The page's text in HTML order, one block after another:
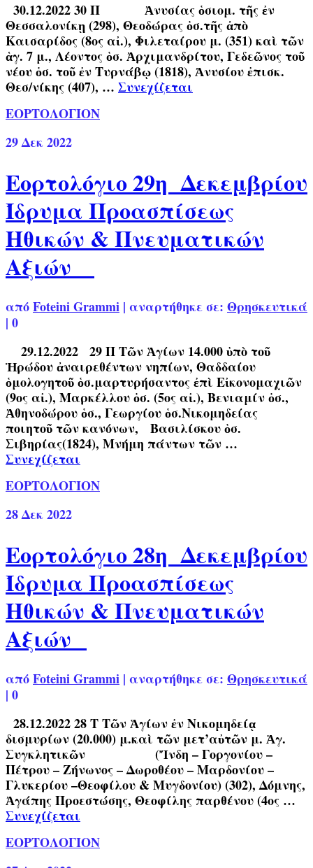
30.12.2022 30 Π Ἀνυσίας ὁσιομ. τῆς ἐν
Θεσσαλονίκῃ (298), Θεοδώρας ὁσ.τῆς ἀπὸ
Καισαρίδος (8ος αἰ.), Φιλεταίρου μ. (351) καὶ τῶν
ἁγ. 7 μ., Λέοντος ὁσ. Ἀρχιμανδρίτου, Γεδεῶνος τοῦ
νέου ὁσ. τοῦ ἐν Τυρνάβῳ (1818), Ἀνυσίου ἐπισκ.
Θεσ/νίκης (407), … Συνεχίζεται
ΕΟΡΤΟΛΟΓΙΟΝ
29Δεκ 2022
Εορτολόγιο 29η Δεκεμβρίου
Ίδρυμα Προασπίσεως
Ηθικών & Πνευματικών
Αξιών
απόFoteini Grammi | αναρτήθηκε σε: Θρησκευτικά
| 0
29.12.2022 29 Π Τῶν Ἁγίων 14.000 ὑπὸ τοῦ
Ἡρώδου ἀναιρεθέντων νηπίων, Θαδδαίου
ὁμολογητοῦ ὁσ.μαρτυρήσαντος ἐπὶ Εἰκονομαχιῶν
(9ος αἰ.), Μαρκέλλου ὁσ. (5ος αἰ.), Βενιαμίν ὁσ.,
Ἀθηνοδώρου ὁσ., Γεωργίου ὁσ.Νικομηδείας
ποιητοῦ τῶν κανόνων, Βασιλίσκου ὁσ.
Σιβηρίας(1824), Μνήμη πάντων τῶν …
Συνεχίζεται
ΕΟΡΤΟΛΟΓΙΟΝ
28Δεκ 2022
Εορτολόγιο 28η Δεκεμβρίου
Ίδρυμα Προασπίσεως
Ηθικών & Πνευματικών
Αξιών
απόFoteini Grammi | αναρτήθηκε σε: Θρησκευτικά
| 0
28.12.2022 28 Τ Τῶν Ἁγίων ἐν Νικομηδείᾳ
δισμυρίων (20.000) μ.καὶ τῶν μετ’αὐτῶν μ. Ἁγ.
Συγκλητικῶν (Ἴνδη – Γοργονίου –
Πέτρου – Ζήνωνος – Δωροθέου – Μαρδονίου –
Γλυκερίου –Θεοφίλου & Μυγδονίου) (302), Δόμνης,
Ἀγάπης Προεστώσης, Θεοφίλης παρθένου (4ος …
Συνεχίζεται
ΕΟΡΤΟΛΟΓΙΟΝ